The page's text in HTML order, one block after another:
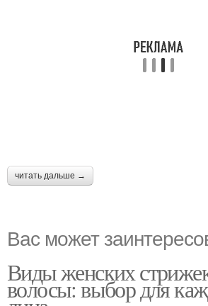
читать дальше →
Вас может
Виды женских
волосы: выбор для